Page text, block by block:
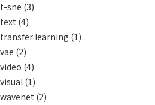
t-sne (3)
text (4)
transfer learning (1)
vae (2)
video (4)
visual (1)
wavenet (2)